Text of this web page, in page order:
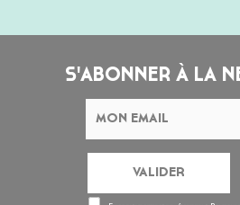
S'ABONNER À LA